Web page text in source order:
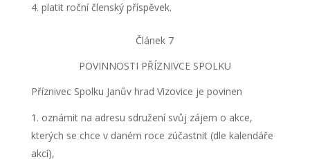
platit roční členský příspěvek.
Článek 7
POVINNOSTI PŘÍZNIVCE SPOLKU
Příznivec Spolku Janův hrad Vizovice je povinen
oznámit na adresu sdružení svůj zájem o akce,
kterých se chce v daném roce zúčastnit (dle kalendáře
akcí),